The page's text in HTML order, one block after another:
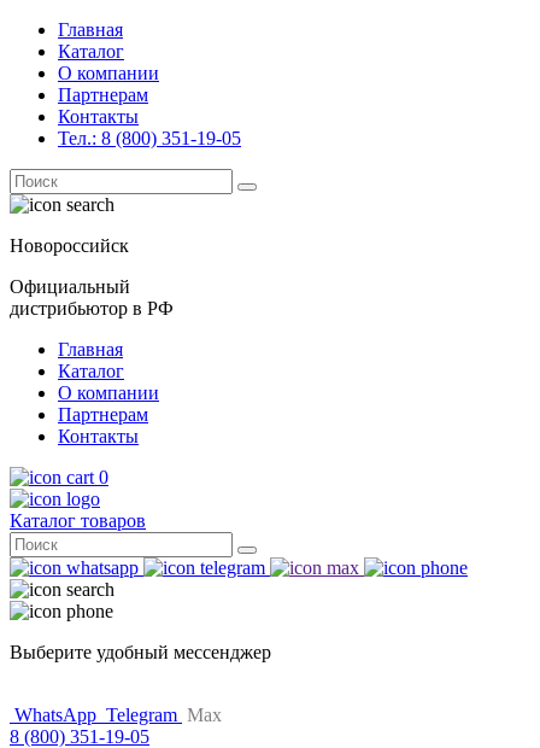
Главная
Каталог
О компании
Партнерам
Контакты
Тел.: 8 (800) 351-19-05
Поиск
for:
Новороссийск
Официальный
дистрибьютор в РФ
Главная
Каталог
О компании
Партнерам
Контакты
0
Каталог товаров
Поиск
for:
Выберите удобный мессенджер
WhatsApp Telegram Max
8 (800) 351-19-05